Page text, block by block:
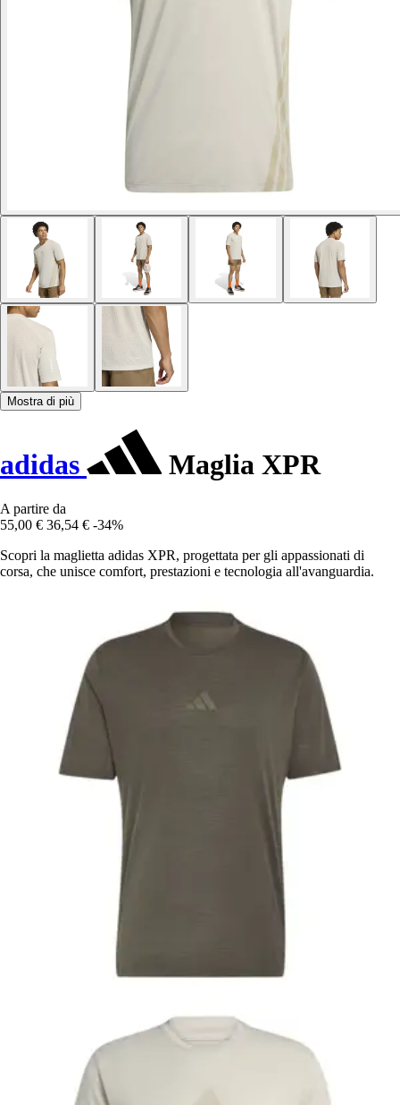
Mostra di più
adidas Maglia XPR
A partire da
55,00 € 36,54 € -34%
Scopri la maglietta adidas XPR, progettata per gli appassionati di
corsa, che unisce comfort, prestazioni e tecnologia all'avanguardia.